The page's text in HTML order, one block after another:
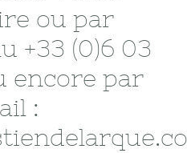
ou par
+33 (0)6 03
encore par
: